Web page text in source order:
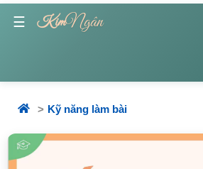
☰ KimNgân
Kỹ năng làm bài